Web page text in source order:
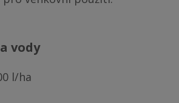
vody
l/ha